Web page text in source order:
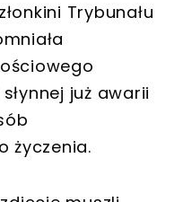
Trybunału
już awarii
życzenia.